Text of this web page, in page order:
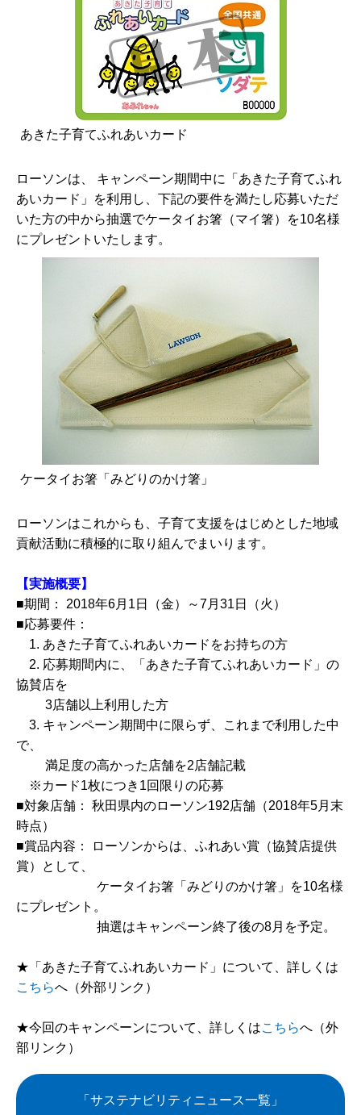
あきた子育てふれあいカード
ローソンは、 キャンペーン期間中に「あきた子育てふれ
あいカード」を利用し、下記の要件を満たし応募いただ
いた方の中から抽選でケータイお箸（マイ箸）を10名様
にプレゼントいたします。
ケータイお箸「みどりのかけ箸」
ローソンはこれからも、子育て支援をはじめとした地域
貢献活動に積極的に取り組んでまいります。
【実施概要】
■期間： 2018年6月1日（金）～7月31日（火）
■応募要件：
1. あきた子育てふれあいカードをお持ちの方
2. 応募期間内に、「あきた子育てふれあいカード」の
協賛店を
3店舗以上利用した方
3. キャンペーン期間中に限らず、これまで利用した中
で、
満足度の高かった店舗を2店舗記載
※カード1枚につき1回限りの応募
■対象店舗： 秋田県内のローソン192店舗（2018年5月末
時点）
■賞品内容： ローソンからは、ふれあい賞（協賛店提供
賞）として、
ケータイお箸「みどりのかけ箸」を10名様
にプレゼント。
抽選はキャンペーン終了後の8月を予定。
★「あきた子育てふれあいカード」について、詳しくは
こちらへ（外部リンク）
★今回のキャンペーンについて、詳しくはこちらへ（外
部リンク）
「サステナビリティニュース一覧」